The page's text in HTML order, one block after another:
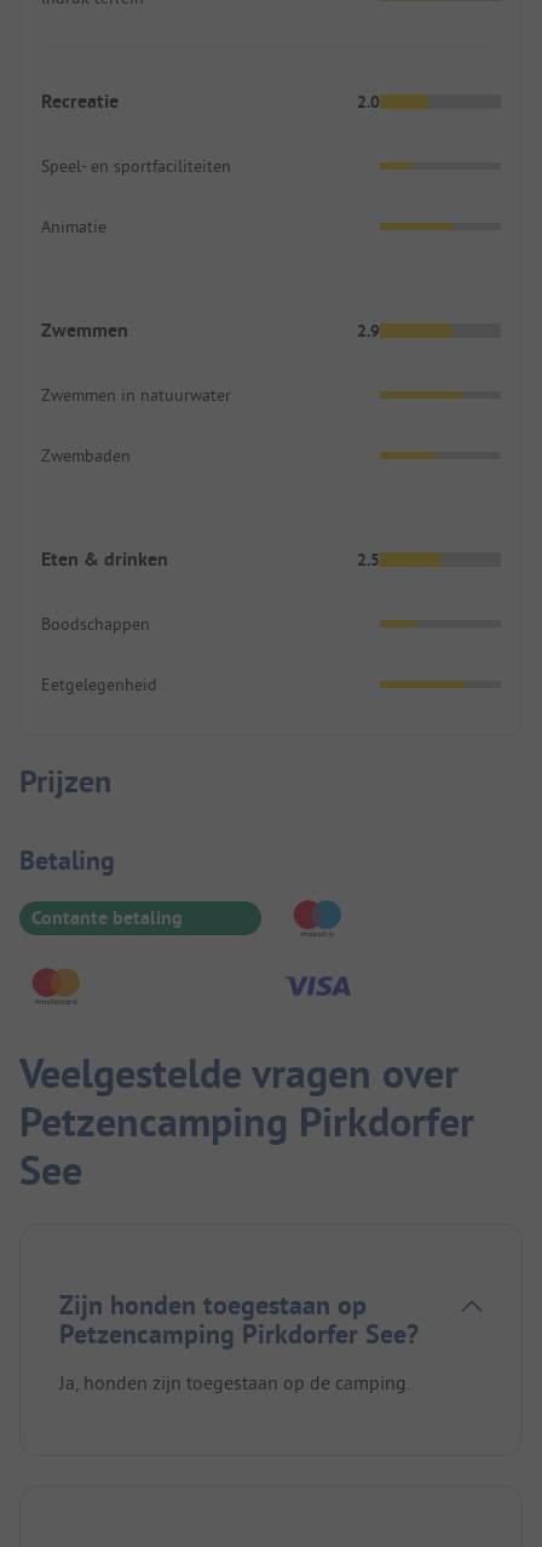
Recreatie 2.0
Speel- en sportfaciliteiten
Animatie
Zwemmen 2.9
Zwemmen in natuurwater
Zwembaden
Eten & drinken 2.5
Boodschappen
Eetgelegenheid
Prijzen
Betaalinformatie
Betaling
Contante betaling
Veelgestelde vragen over
Petzencamping Pirkdorfer
See
Zijn honden toegestaan op
Petzencamping Pirkdorfer See?
Ja, honden zijn toegestaan op de camping.